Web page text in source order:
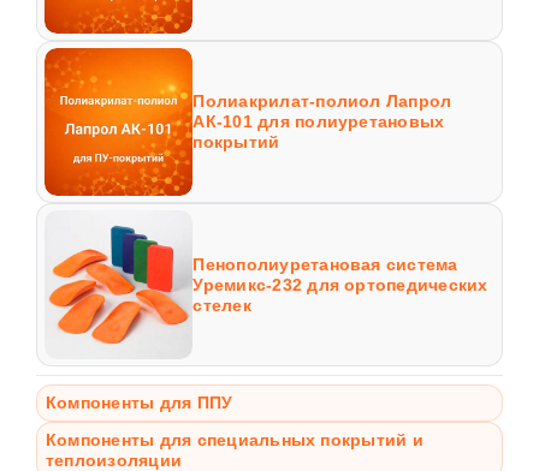
Полиакрилат-полиол Лапрол
АК-101 для полиуретановых
покрытий
Пенополиуретановая система
Уремикс-232 для ортопедических
стелек
Компоненты для ППУ
Компоненты для специальных покрытий и
теплоизоляции